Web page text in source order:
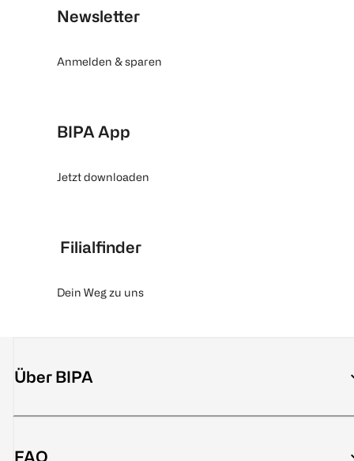
Newsletter
Anmelden & sparen
BIPA App
Jetzt downloaden
Filialfinder
Dein Weg zu uns
Über BIPA
FAQ